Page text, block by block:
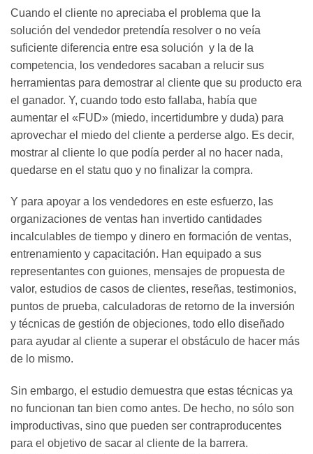
Cuando el cliente no apreciaba el problema que la
solución del vendedor pretendía resolver o no veía
suficiente diferencia entre esa solución y la de la
competencia, los vendedores sacaban a relucir sus
herramientas para demostrar al cliente que su producto era
el ganador. Y, cuando todo esto fallaba, había que
aumentar el «FUD» (miedo, incertidumbre y duda) para
aprovechar el miedo del cliente a perderse algo. Es decir,
mostrar al cliente lo que podía perder al no hacer nada,
quedarse en el statu quo y no finalizar la compra.
Y para apoyar a los vendedores en este esfuerzo, las
organizaciones de ventas han invertido cantidades
incalculables de tiempo y dinero en formación de ventas,
entrenamiento y capacitación. Han equipado a sus
representantes con guiones, mensajes de propuesta de
valor, estudios de casos de clientes, reseñas, testimonios,
puntos de prueba, calculadoras de retorno de la inversión
y técnicas de gestión de objeciones, todo ello diseñado
para ayudar al cliente a superar el obstáculo de hacer más
de lo mismo.
Sin embargo, el estudio demuestra que estas técnicas ya
no funcionan tan bien como antes. De hecho, no sólo son
improductivas, sino que pueden ser contraproducentes
para el objetivo de sacar al cliente de la barrera.